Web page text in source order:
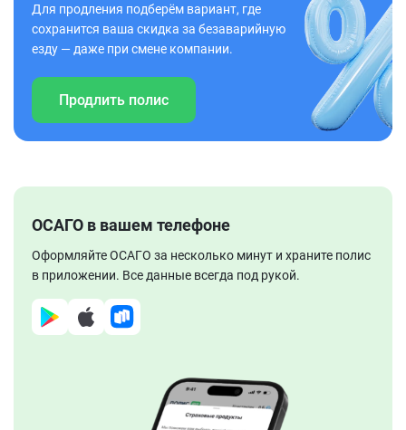
Для продления подберём вариант, где
сохранится ваша скидка за безаварийную
езду — даже при смене компании.
Продлить полис
ОСАГО в вашем телефоне
Оформляйте ОСАГО за несколько минут и храните полис
в приложении. Все данные всегда под рукой.